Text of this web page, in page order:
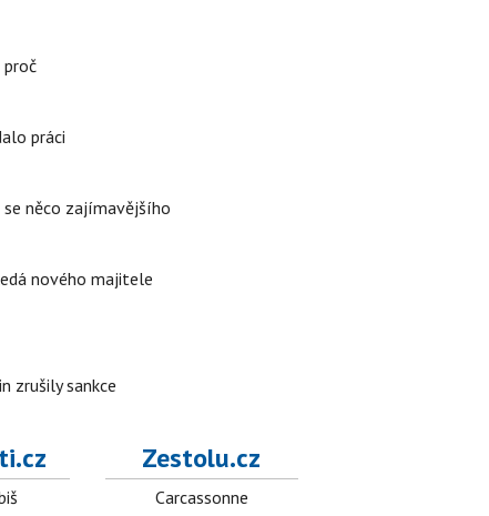
práci
něco zajímavějšího
nového majitele
zrušily sankce
Zestolu.cz
Carcassonne